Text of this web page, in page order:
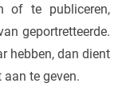
of te publiceren,
geportretteerde.
hebben, dan dient
te geven.